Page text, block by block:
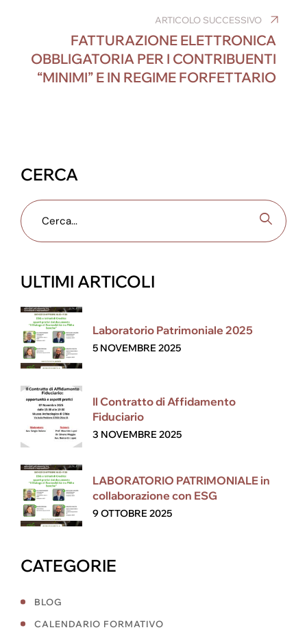
k
er p
ARTICOLO SUCCESSIVO
FATTURAZIONE ELETTRONICA
OBBLIGATORIA PER I CONTRIBUENTI
“MINIMI” E IN REGIME FORFETTARIO
CERCA
ULTIMI ARTICOLI
Laboratorio Patrimoniale 2025
5 NOVEMBRE 2025
Il Contratto di Affidamento
Fiduciario
3 NOVEMBRE 2025
LABORATORIO PATRIMONIALE in
collaborazione con ESG
9 OTTOBRE 2025
CATEGORIE
BLOG
CALENDARIO FORMATIVO